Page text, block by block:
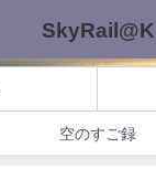
空のすご録
SkyRail@K